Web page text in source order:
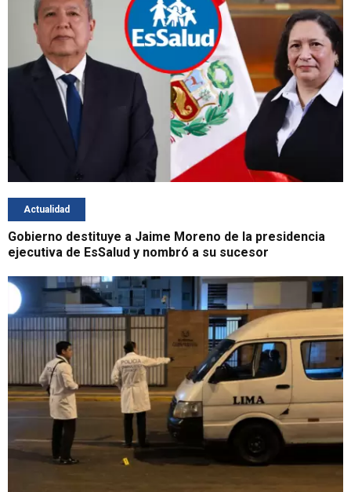
Actualidad
Gobierno destituye a Jaime Moreno de la presidencia
ejecutiva de EsSalud y nombró a su sucesor